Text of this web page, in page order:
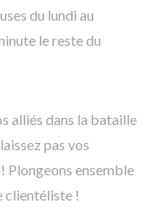
du lundi au
le reste du
alliés dans la bataille
pas vos
Plongeons ensemble
clientéliste !